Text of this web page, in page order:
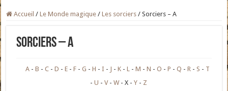
Accueil / Le Monde magique / Les sorciers / Sorciers – A
Sorciers – A
A B C D E F G H I J K L M N O P Q R S
T
U
V W X Y Z